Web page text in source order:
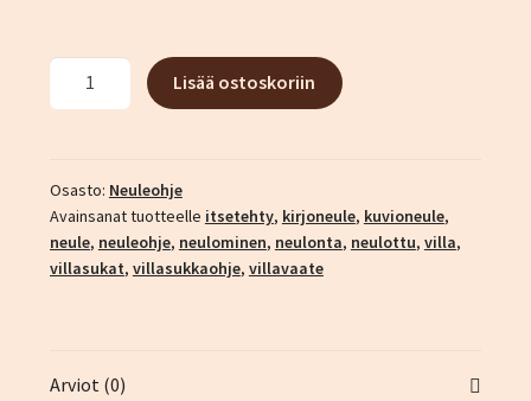
Kuurankukka-
sukka
Lisää ostoskoriin
Osasto: Neuleohje
Avainsanat tuotteelle itsetehty, kirjoneule, kuvioneule,
neule, neuleohje, neulominen, neulonta, neulottu, villa,
villasukat, villasukkaohje, villavaate
Arviot (0)